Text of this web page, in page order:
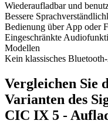
Wiederaufladbar und
Bessere
Bedienung über App oder
Eingeschränkte
Modellen
Kein klassisches
Vergleichen Sie
Varianten des
CIC IX 5 -